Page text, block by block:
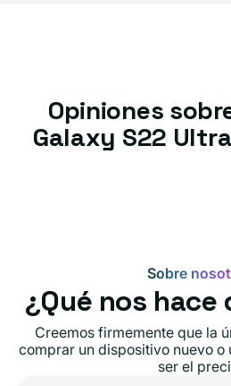
Opiniones
Galaxy S22
Sobre
¿Qué nos
Creemos firmemente que la
comprar un dispositivo nuevo
ser el